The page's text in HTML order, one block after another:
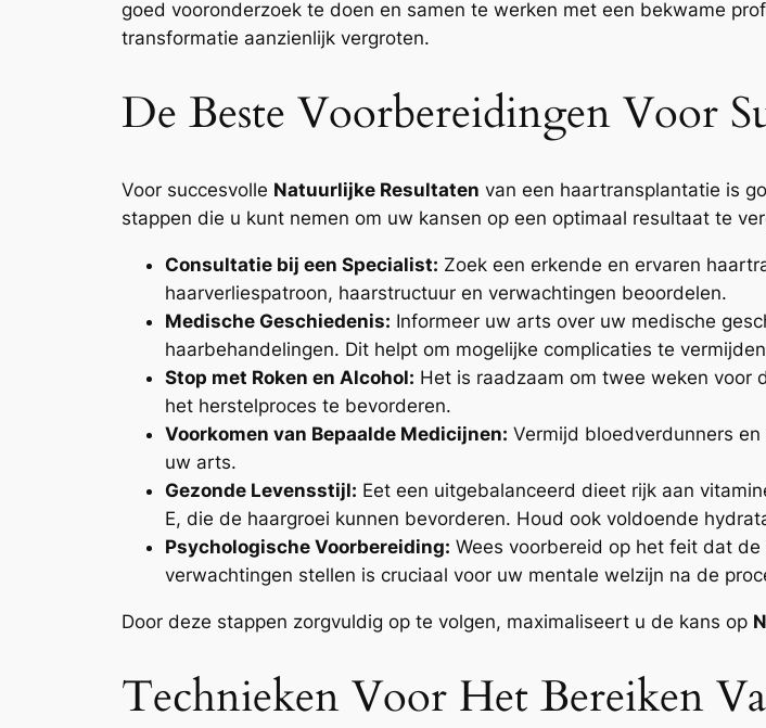
goed vooronderzoek te doen en samen te werken met een bekwame
transformatie aanzienlijk vergroten.
De Beste Voorbereidingen Voor
Voor succesvolle Natuurlijke Resultaten van een haartransplantatie is
stappen die u kunt nemen om uw kansen op een optimaal resultaat te
Consultatie bij een Specialist: Zoek een erkende en ervaren
haarverliespatroon, haarstructuur en verwachtingen beoordelen.
Medische Geschiedenis: Informeer uw arts over uw medische
haarbehandelingen. Dit helpt om mogelijke complicaties te
Stop met Roken en Alcohol: Het is raadzaam om twee weken voor
het herstelproces te bevorderen.
Voorkomen van Bepaalde Medicijnen: Vermijd bloedverdunners
uw arts.
Gezonde Levensstijl: Eet een uitgebalanceerd dieet rijk aan
E, die de haargroei kunnen bevorderen. Houd ook voldoende
Psychologische Voorbereiding: Wees voorbereid op het feit dat
verwachtingen stellen is cruciaal voor uw mentale welzijn na de
Door deze stappen zorgvuldig op te volgen, maximaliseert u de kans op
Technieken Voor Het Bereiken